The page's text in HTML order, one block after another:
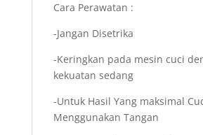
Cara Perawatan :
-Jangan Disetrika
-Keringkan pada mesin cuci
kekuatan sedang
-Untuk Hasil Yang maksimal
Menggunakan Tangan